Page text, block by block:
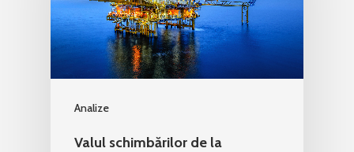
Analize
Valul schimbărilor de la